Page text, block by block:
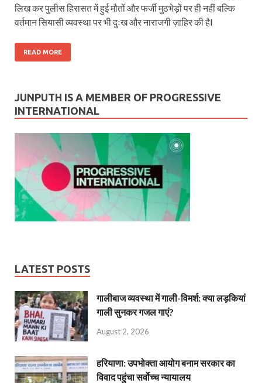
लिख कर पुलीस हिरासत में हुई मौतों और फर्जी मुठभेड़ों पर ही नहीं बल्कि
वर्तमान सियासी व्यवस्था पर भी दुःख और नाराजगी ज़ाहिर की हैI
READ MORE
JUNPUTH IS A MEMBER OF PROGRESSIVE
INTERNATIONAL
LATEST POSTS
गालीबाज व्‍यवस्‍था में गाली-विमर्श: क्या लड़कियां
गाली सुनकर गजल गाएं?
August 2, 2026
हरियाणा: उपभोक्ता आयोग बनाम सरकार का
विवाद पहुंचा सर्वोच्च न्यायालय